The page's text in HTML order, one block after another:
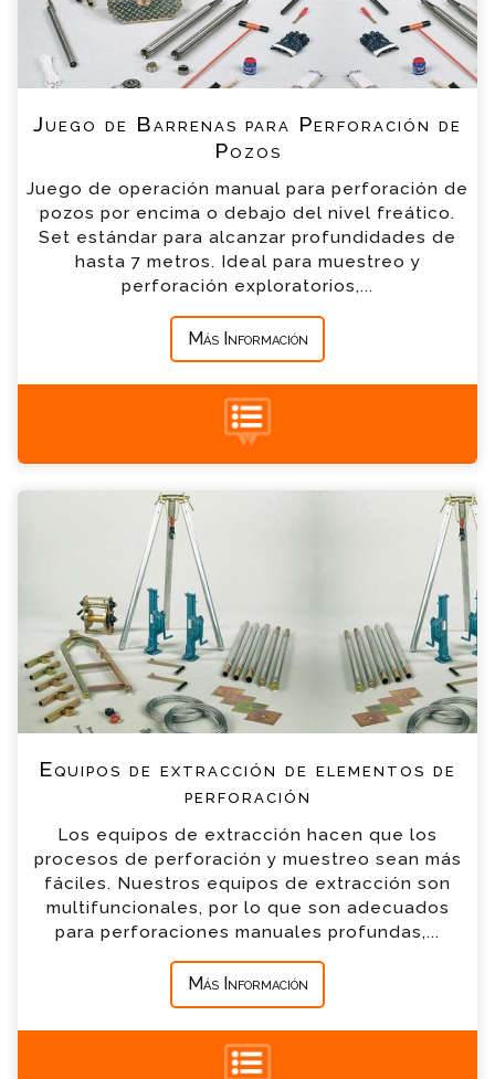
Juego de Barrenas para Perforación de
Pozos
Juego de operación manual para perforación de
pozos por encima o debajo del nivel freático.
Set estándar para alcanzar profundidades de
hasta 7 metros. Ideal para muestreo y
perforación exploratorios,...
Más Información
Email
*
Teléfono
*
Empresa
*
Mensaje
*
+34 935 900 007
Equipos de extracción de elementos de
perforación
Los equipos de extracción hacen que los
procesos de perforación y muestreo sean más
fáciles. Nuestros equipos de extracción son
multifuncionales, por lo que son adecuados
para perforaciones manuales profundas,...
Más Información
Equipos de extracción de elementos de
perforación Consulta
Por favor completa el formulario, un miembro
de nuestro equipo contactara contigo en
Nombre
*
Email
*
Teléfono
*
Empresa
*
Mensaje
*